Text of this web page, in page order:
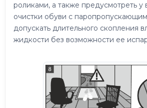
роликами, а также предусмотреть у
очистки обуви с
допускать длительного скопления
жидкости без возможности ее